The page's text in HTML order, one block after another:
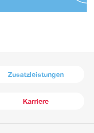
Zusatzleistungen
Karriere